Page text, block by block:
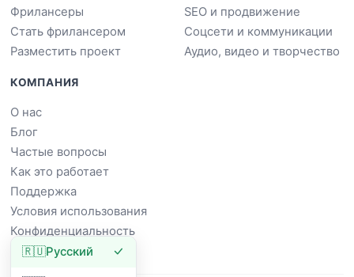
Фрилансеры
Стать фрилансером
Разместить проект
SEO и продвижение
Соцсети и коммуникации
Аудио, видео и творчество
КОМПАНИЯ
О нас
Блог
Частые вопросы
Как это работает
Поддержка
Условия использования
Конфиденциальность
🇷🇺Русский